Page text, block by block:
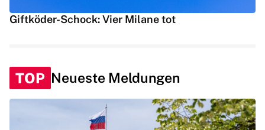
Giftköder-Schock: Vier Milane tot
TOP Neueste Meldungen